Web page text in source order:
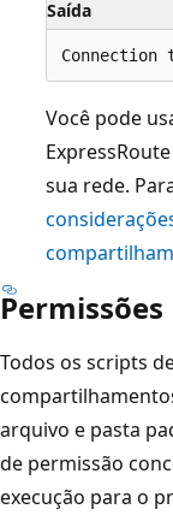
Saída
Você pode
sua rede.
Permissões
Todos os scripts
arquivo e pasta
de permissão
execução para o